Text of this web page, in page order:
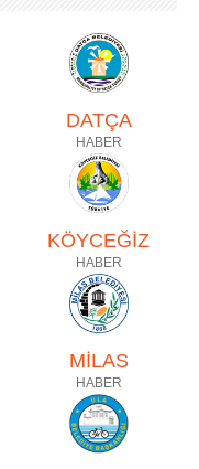
DATÇA
HABER
KÖYCEĞİZ
HABER
MİLAS
HABER